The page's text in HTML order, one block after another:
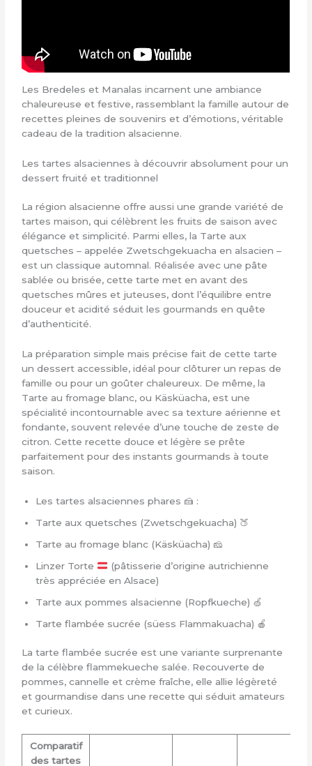
Les Bredeles et Manalas incarnent une ambiance
chaleureuse et festive, rassemblant la famille autour de
recettes pleines de souvenirs et d’émotions, véritable
cadeau de la tradition alsacienne.
Les tartes alsaciennes à découvrir absolument pour un
dessert fruité et traditionnel
La région alsacienne offre aussi une grande variété de
tartes maison, qui célèbrent les fruits de saison avec
élégance et simplicité. Parmi elles, la Tarte aux
quetsches – appelée Zwetschgekuacha en alsacien –
est un classique automnal. Réalisée avec une pâte
sablée ou brisée, cette tarte met en avant des
quetsches mûres et juteuses, dont l’équilibre entre
douceur et acidité séduit les gourmands en quête
d’authenticité.
La préparation simple mais précise fait de cette tarte
un dessert accessible, idéal pour clôturer un repas de
famille ou pour un goûter chaleureux. De même, la
Tarte au fromage blanc, ou Käsküacha, est une
spécialité incontournable avec sa texture aérienne et
fondante, souvent relevée d’une touche de zeste de
citron. Cette recette douce et légère se prête
parfaitement pour des instants gourmands à toute
saison.
Les tartes alsaciennes phares 🍰 :
Tarte aux quetsches (Zwetschgekuacha) 🍑
Tarte au fromage blanc (Käsküacha) 🧀
Linzer Torte
(pâtisserie d’origine autrichienne
très appréciée en Alsace)
Tarte aux pommes alsacienne (Ropfkueche) 🍏
Tarte flambée sucrée (süess Flammakuacha) 🍎
La tarte flambée sucrée est une variante surprenante
de la célèbre flammekueche salée. Recouverte de
pommes, cannelle et crème fraîche, elle allie légèreté
et gourmandise dans une recette qui séduit amateurs
et curieux.
Comparatif
des tartes